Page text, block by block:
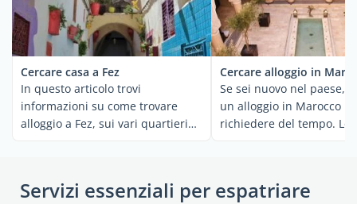
Cercare casa a Fez
In questo articolo trovi
informazioni su come trovare
alloggio a Fez, sui vari quartieri
Cercare alloggio in
Se sei nuovo nel paese,
un alloggio in Marocco
richiedere del tempo. Le
Servizi essenziali per espatriare